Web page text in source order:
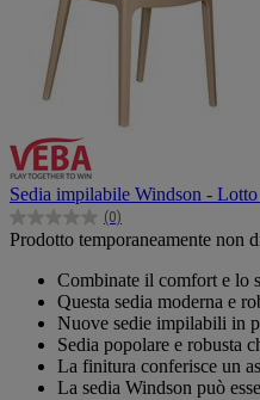
Sedia impilabile Windson - Lotto
(0)
0.0
su
Prodotto temporaneamente non
Combinate il comfort e lo
Questa sedia moderna e
Nuove sedie impilabili in
Sedia popolare e robusta
La finitura conferisce un
La sedia Windson può